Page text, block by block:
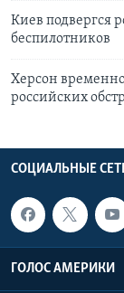
Киев подвергся
беспилотников
Херсон временно
российских
СОЦИАЛЬНЫЕ
ГОЛОС АМЕРИКИ